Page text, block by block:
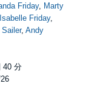
Friday, Marty
Isabelle Friday,
,Andy
40 分